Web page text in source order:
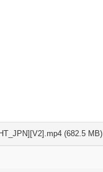
(682.5 MB)